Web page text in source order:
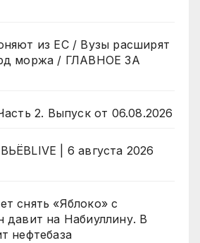
из ЕС / Вузы расширят
моржа / ГЛАВНОЕ ЗА
2. Выпуск от 06.08.2026
| 6 августа 2026
снять «Яблоко» с
давит на Набиуллину. В
нефтебаза